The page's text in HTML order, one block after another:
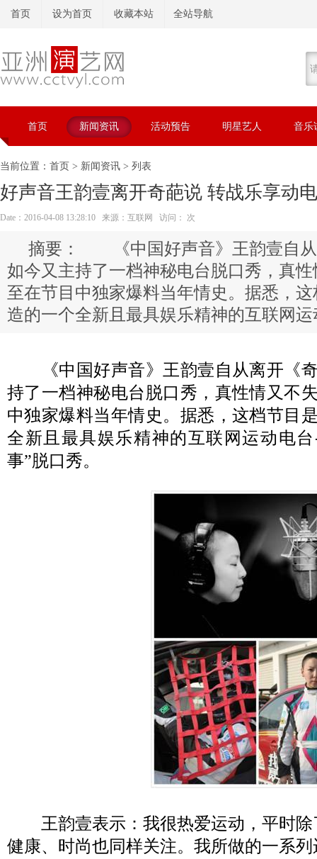
首页 设为首页 收藏本站 全站导航
首页 新闻资讯 活动预告 明星艺人 音乐
当前位置： 首页 > 新闻资讯 > 列表
好声音王韵壹离开奇葩说 转战乐享动
Date：2016-04-08 13:28:10 来源：互联网 访问： 次
《中国好声音》王韵壹自从
如今又主持了一档神秘电台脱口秀，真
至在节目中独家爆料当年情史。据悉，
造的一个全新且最具娱乐精神的互联网运
《中国好声音》王韵壹自从离开《奇
持了一档神秘电台脱口秀，真性情又不
中独家爆料当年情史。据悉，这档节目
全新且最具娱乐精神的互联网运动电
事”脱口秀。
王韵壹表示：我很热爱运动，平时除
健康、时尚也同样关注。我所做的一系